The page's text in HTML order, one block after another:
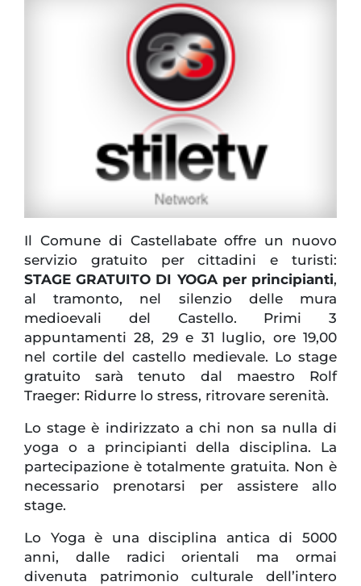
Il Comune di Castellabate offre un nuovo
servizio gratuito per cittadini e turisti:
STAGE GRATUITO DI YOGA per principianti,
al tramonto, nel silenzio delle mura
medioevali del Castello. Primi 3
appuntamenti 28, 29 e 31 luglio, ore 19,00
nel cortile del castello medievale. Lo stage
gratuito sarà tenuto dal maestro Rolf
Traeger: Ridurre lo stress, ritrovare serenità.
Lo stage è indirizzato a chi non sa nulla di
yoga o a principianti della disciplina. La
partecipazione è totalmente gratuita. Non è
necessario prenotarsi per assistere allo
stage.
Lo Yoga è una disciplina antica di 5000
anni, dalle radici orientali ma ormai
divenuta patrimonio culturale dell’intero